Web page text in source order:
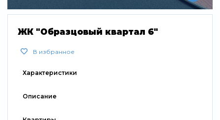
Свернуть
ЖК "Образцовый квартал 6"
В избранное
Характеристики
Описание